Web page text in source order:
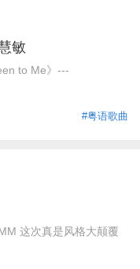
敏
to Me》---
#粤语歌曲
这次真是风格大颠覆